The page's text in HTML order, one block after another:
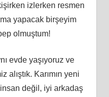
izlerken resmen
yapacak birşeyim
olmuştum!
evde yaşıyoruz ve
alıştık. Karımın yeni
değil, iyi arkadaş